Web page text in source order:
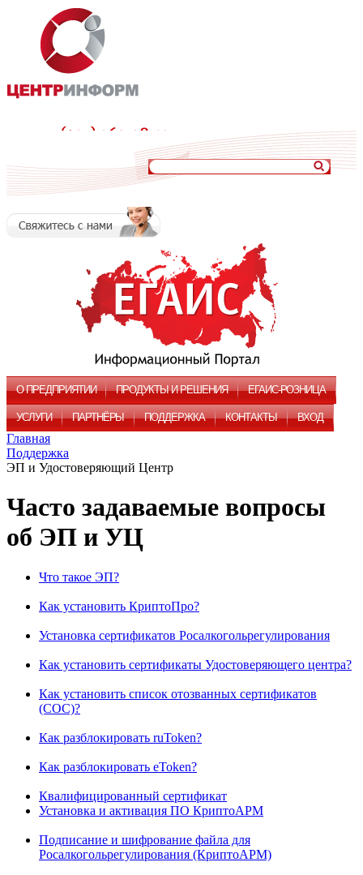
О ПРЕДПРИЯТИИ ПРОДУКТЫ И РЕШЕНИЯ ЕГАИС-РОЗНИЦА
УСЛУГИ ПАРТНЁРЫ ПОДДЕРЖКА КОНТАКТЫ ВХОД
Главная
Поддержка
ЭП и Удостоверяющий Центр
Часто задаваемые вопросы
об ЭП и УЦ
Что такое ЭП?
Как установить КриптоПро?
Установка сертификатов Росалкогольрегулирования
Как установить сертификаты Удостоверяющего центра?
Как установить список отозванных сертификатов
(СОС)?
Как разблокировать ruToken?
Как разблокировать eToken?
Квалифицированный сертификат
Установка и активация ПО КриптоАРМ
Подписание и шифрование файла для
Росалкогольрегулирования (КриптоАРМ)